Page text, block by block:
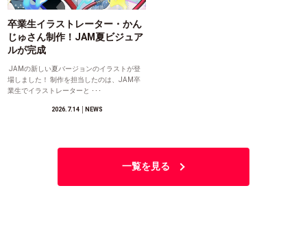
卒業生イラストレーター・かん
じゅさん制作！JAM夏ビジュア
ルが完成
JAMの新しい夏バージョンのイラストが登
場しました！ 制作を担当したのは、JAM卒
業生でイラストレーターと ･･･
2026.7.14│NEWS
一覧を見る